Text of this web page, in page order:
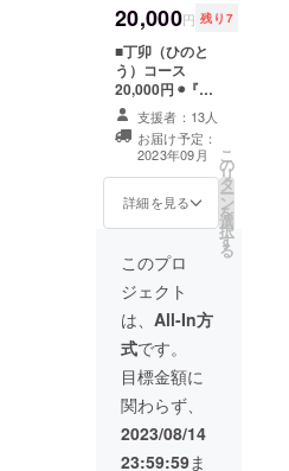
アスポラ研
究所）、論
文「金鶴泳
文学と民族
差別につい
て」（『日
本文化学
報』64）ほ
か。
□川口好美
文芸批評
家。作品
「不幸と共
存──シモー
ヌ・ヴェイ
ユ試論」
（『群像』
ブック （50頁
程度予定。杉田
俊介、藤田直
哉、川口好美各
氏の文章や付録
を収録。限定非
売品） ◉『対抗
言論』誌バック
ナンバー １
のうち いずれか
１号 （ご希望
さい） ◉刊行記
念イベントにご
招待 （計画中。
2023年11〜12
月頃、東京もし
くは横浜にて開
催予定です。詳
細が決まり次第
お知らせいたし
ます。想定外の
ご参加者数が予
20,000円 残り7
■丁卯（ひのと
う）コース
20,000円 ◉『エ
セ物語』１冊
◉『エセ物語』刊
行記念 狂歌クリ
アファイル２枚
（限定非売品
／Ａ４サイズ／
◉『エセ物語』刊
行記念ガイド
ブック （50頁
程度予定。杉田
俊介、藤田直
哉、川口好美各
氏の文章や付録
を収録。限定非
売品） ◉『対抗
言論』誌バック
ナンバー １号・
支援者：13人
お届け予定：
2023年09月
詳細を見る
こ
の
リ
タ
ー
ン
を
選
択
す
る
このプロ
ジェクト
は、 All-In方
式です。
目標金額に
関わらず、
2023/08/14
23:59:59ま